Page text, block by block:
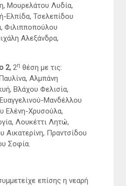
Μουρελάτου Λυδία,
Ελπίδα, Τσελεπίδου
Φιλιπποπούλου
Αλεξάνδρα,
2, 2η θέση με τις:
Αλμπάνη
Βλάχου Φελισία,
Μανδέλλου
Ελένη-Χρυσούλα,
Λουκέττι Λητώ,
Αικατερίνη, Πραντσίδου
Σοφία.
επίσης η νεαρή